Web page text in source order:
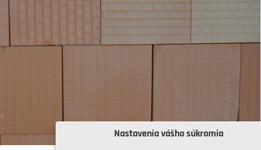
Nastavenia vášho súkromia